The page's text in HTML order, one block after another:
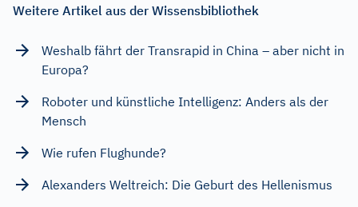
Weitere Artikel aus der Wissensbibliothek
Weshalb fährt der Transrapid in China – aber nicht in
Europa?
Roboter und künstliche Intelligenz: Anders als der
Mensch
Wie rufen Flughunde?
Alexanders Weltreich: Die Geburt des Hellenismus